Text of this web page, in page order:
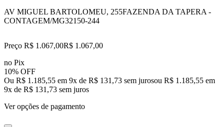
AV MIGUEL BARTOLOMEU, 255FAZENDA DA TAPERA -
CONTAGEM/MG32150-244
Preço R$ 1.067,00R$ 1.067,00
no Pix
10% OFF
Ou R$ 1.185,55 em 9x de R$ 131,73 sem jurosou R$ 1.185,55 em
9x de R$ 131,73 sem juros
Ver opções de pagamento